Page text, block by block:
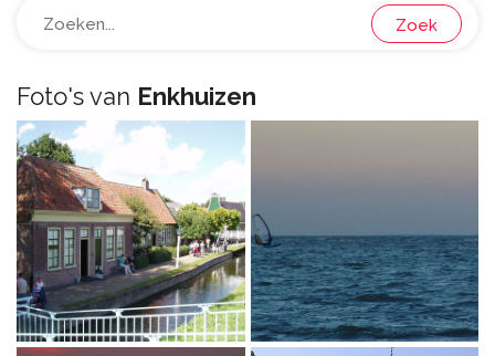
Zoek
Foto's van Enkhuizen